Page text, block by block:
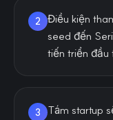
2
Điều kiện
seed đến
tiến triển đầu
3
Tám startup